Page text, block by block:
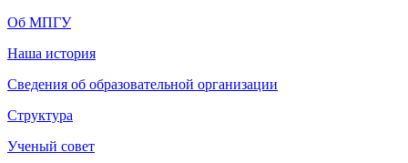
Об МПГУ
Наша история
Сведения об образовательной организации
Структура
Ученый совет